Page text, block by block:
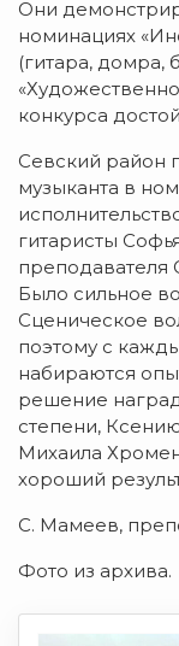
Они
номинациях
(гитара, домра,
конкурса
Севский район
музыканта в
гитаристы
преподавателя
Было сильное
Сценическое
поэтому с
набираются
решение
степени,
Михаила
хороший
С. Мамеев,
Фото из архива.